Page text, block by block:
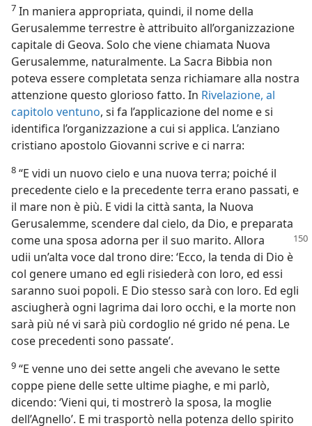
7 In maniera appropriata, quindi, il nome della
Gerusalemme terrestre è attribuito all’organizzazione
capitale di Geova. Solo che viene chiamata Nuova
Gerusalemme, naturalmente. La Sacra Bibbia non
poteva essere completata senza richiamare alla nostra
attenzione questo glorioso fatto. In Rivelazione, al
capitolo ventuno, si fa l’applicazione del nome e si
identifica l’organizzazione a cui si applica. L’anziano
cristiano apostolo Giovanni scrive e ci narra:
8 “E vidi un nuovo cielo e una nuova terra; poiché il
precedente cielo e la precedente terra erano passati, e
il mare non è più. E vidi la città santa, la Nuova
Gerusalemme, scendere dal cielo, da Dio, e preparata
come una sposa adorna per il suo marito. Allora
udii un’alta voce dal trono dire: ‘Ecco, la tenda di Dio è
col genere umano ed egli risiederà con loro, ed essi
saranno suoi popoli. E Dio stesso sarà con loro. Ed egli
asciugherà ogni lagrima dai loro occhi, e la morte non
sarà più né vi sarà più cordoglio né grido né pena. Le
cose precedenti sono passate’.
9 “E venne uno dei sette angeli che avevano le sette
coppe piene delle sette ultime piaghe, e mi parlò,
dicendo: ‘Vieni qui, ti mostrerò la sposa, la moglie
dell’Agnello’. E mi trasportò nella potenza dello spirito